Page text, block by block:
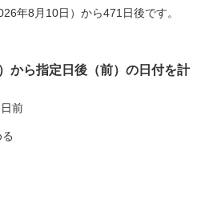
年8月10日）から471日後です。
から指定日後（前）の日付を計
日前